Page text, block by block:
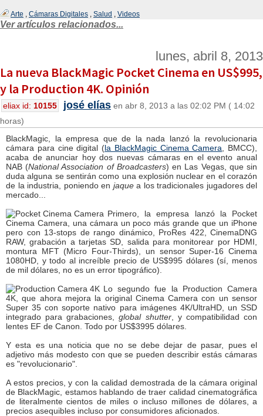
Arte , Cámaras Digitales , Salud , Videos
Ver artículos relacionados...
lunes, abril 8, 2013
La nueva BlackMagic Pocket Cinema en US$995,
y la Production 4K. Opinión
eliax id: 10155 josé elías en abr 8, 2013 a las 02:02 PM ( 14:02
horas)
BlackMagic, la empresa que de la nada lanzó la revolucionaria
cámara para cine digital (la BlackMagic Cinema Camera , BMCC),
acaba de anunciar hoy dos nuevas cámaras en el evento anual
NAB (National Association of Broadcasters) en Las Vegas, que sin
duda alguna se sentirán como una explosión nuclear en el corazón
de la industria, poniendo en jaquea los tradicionales jugadores del
mercado...
Primero, la empresa lanzó la Pocket
Cinema Camera, una cámara un poco más grande que un iPhone
pero con 13-stops de rango dinámico, ProRes 422, CinemaDNG
RAW, grabación a tarjetas SD, salida para monitorear por HDMI,
montura MFT (Micro Four-Thirds), un sensor Super-16 Cinema
1080HD, y todo al increíble precio de US$995 dólares (sí, menos
de mil dólares, no es un error tipográfico).
Lo segundo fue la Production Camera
4K, que ahora mejora la original Cinema Camera con un sensor
Super 35 con soporte nativo para imágenes 4K/UltraHD, un SSD
integrado para grabaciones,global shutter, y compatibilidad con
lentes EF de Canon. Todo por US$3995 dólares.
Y esta es una noticia que no se debe dejar de pasar, pues el
adjetivo más modesto con que se pueden describir estás cámaras
es "revolucionario".
A estos precios, y con la calidad demostrada de la cámara original
de BlackMagic, estamos hablando de traer calidad cinematográfica
de literalmente cientos de miles o incluso millones de dólares, a
precios asequibles incluso por consumidores aficionados.